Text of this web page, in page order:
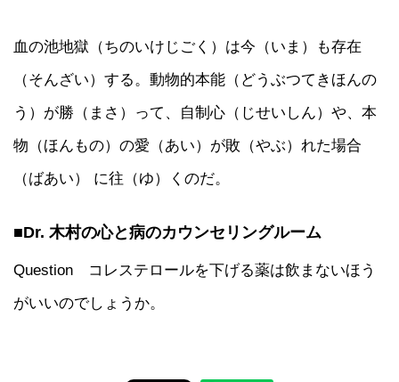
血の池地獄（ちのいけじごく）は今（いま）も存在
（そんざい）する。動物的本能（どうぶつてきほんの
う）が勝（まさ）って、自制心（じせいしん）や、本
物（ほんもの）の愛（あい）が敗（やぶ）れた場合
（ばあい） に往（ゆ）くのだ。
■Dr. 木村の心と病のカウンセリングルーム
Question コレステロールを下げる薬は飲まないほう
がいいのでしょうか。